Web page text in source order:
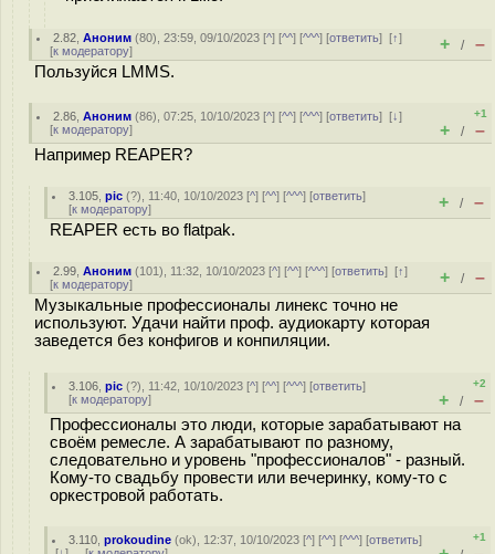
2.82 ,Аноним (80), 23:59, 09/10/2023 [^] [^^] [^^^] [ответить][↑]
[к модератору] + / –
Пользуйся LMMS.
2.86 ,Аноним (86), 07:25, 10/10/2023 [^] [^^] [^^^] [ответить][↓]
[к модератору]
+1
+ / –
Например REAPER?
3.105 ,pic (?), 11:40, 10/10/2023 [^] [^^] [^^^] [ответить]
[к модератору] + / –
REAPER есть во flatpak.
2.99 ,Аноним (101), 11:32, 10/10/2023 [^] [^^] [^^^] [ответить][↑]
[к модератору] + / –
Музыкальные профессионалы линекс точно не
используют. Удачи найти проф. аудиокарту которая
заведется без конфигов и конпиляции.
3.106 ,pic (?), 11:42, 10/10/2023 [^] [^^] [^^^] [ответить]
[к модератору]
+2
+ / –
Профессионалы это люди, которые зарабатывают на
своём ремесле. А зарабатывают по разному,
следовательно и уровень "профессионалов" - разный.
Кому-то свадьбу провести или вечеринку, кому-то с
оркестровой работать.
3.110 ,prokoudine (ok), 12:37, 10/10/2023 [^] [^^] [^^^] [ответить]
+1